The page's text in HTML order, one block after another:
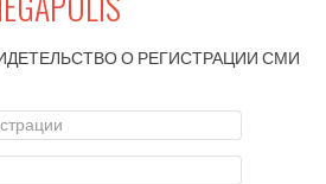
О РЕГИСТРАЦИИСМИ